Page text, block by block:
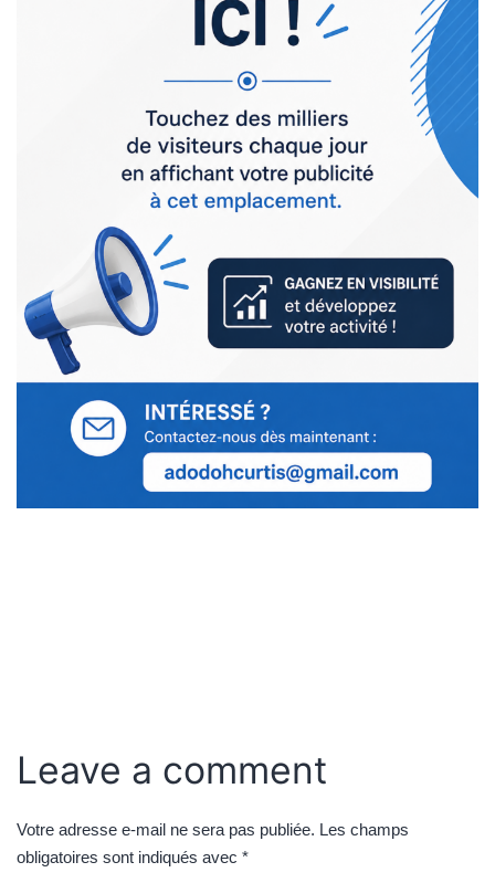
Leave a comment
Votre adresse e-mail ne sera pas publiée. Les champs
obligatoires sont indiqués avec *